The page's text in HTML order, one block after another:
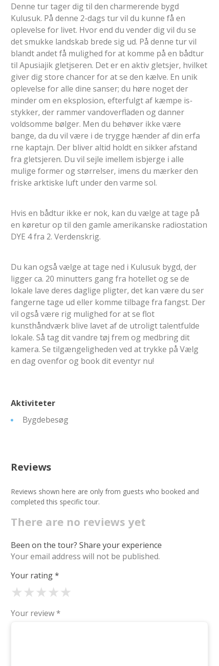
Denne tur tager dig til den charmerende bygd
Kulusuk. På denne 2-dags tur vil du kunne få en
oplevelse for livet. Hvor end du vender dig vil du se
det smukke landskab brede sig ud. På denne tur vil
blandt andet få mulighed for at komme på en bådtur
til Apusiajik gletjseren. Det er en aktiv gletsjer, hvilket
giver dig store chancer for at se den kælve. En unik
oplevelse for alle dine sanser; du høre noget der
minder om en eksplosion, efterfulgt af kæmpe is-
stykker, der rammer vandoverfladen og danner
voldsomme bølger. Men du behøver ikke være
bange, da du vil være i de trygge hænder af din erfa
rne kaptajn. Der bliver altid holdt en sikker afstand
fra gletsjeren. Du vil sejle imellem isbjerge i alle
mulige former og størrelser, imens du mærker den
friske arktiske luft under den varme sol.
Hvis en bådtur ikke er nok, kan du vælge at tage på
en køretur op til den gamle amerikanske radiostation
DYE 4 fra 2. Verdenskrig.
Du kan også vælge at tage ned i Kulusuk bygd, der
ligger ca. 20 minutters gang fra hotellet og se de
lokale lave deres daglige pligter, det kan være du ser
fangerne tage ud eller komme tilbage fra fangst. Der
vil også være rig mulighed for at se flot
kunsthåndværk blive lavet af de utroligt talentfulde
lokale. Så tag dit vandre tøj frem og medbring dit
kamera. Se tilgængeligheden ved at trykke på Vælg
en dag ovenfor og book dit eventyr nu!
Aktiviteter
Bygdebesøg
Reviews
Reviews shown here are only from guests who booked and
completed this specific tour.
There are no reviews yet
Been on the tour? Share your experience
Your email address will not be published.
Your rating*
★
★
★
★
★
Your review *